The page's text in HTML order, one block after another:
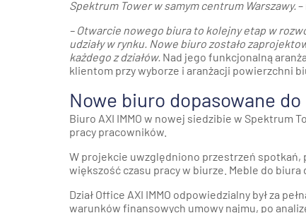
Spektrum Tower w samym centrum Warszawy.
– Otwarcie nowego biura to kolejny etap w
udziały w rynku. Nowe biuro zostało
każdego z działów. Nad jego funkcjonalną
klientom przy wyborze i aranżacji powierzchni
Nowe biuro dopasowane
Biuro AXI IMMO w nowej siedzibie w
pracy pracowników.
W projekcie uwzględniono przestrzeń spotkań,
większość czasu pracy w biurze. Meble do biura
Dział Office AXI IMMO odpowiedzialny był za
warunków finansowych umowy najmu, po